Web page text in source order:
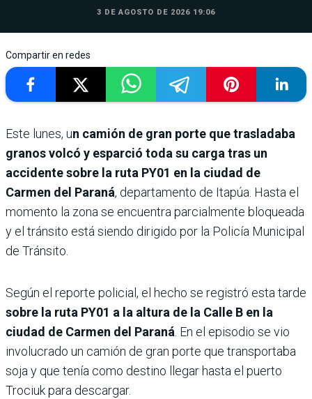
3 DE AGOSTO DE 2026 19:06
Compartir en redes
Este lunes, un camión de gran porte que trasladaba
granos volcó y esparció toda su carga tras un
accidente sobre la ruta PY01 en la ciudad de
Carmen del Paraná, departamento de Itapúa. Hasta el
momento la zona se encuentra parcialmente bloqueada
y el tránsito está siendo dirigido por la Policía Municipal
de Tránsito.
Según el reporte policial, el hecho se registró esta tarde
sobre la ruta PY01 a la altura de la Calle B en la
ciudad de Carmen del Paraná . En el episodio se vio
involucrado un camión de gran porte que transportaba
soja y que tenía como destino llegar hasta el puerto
Trociuk para descargar.